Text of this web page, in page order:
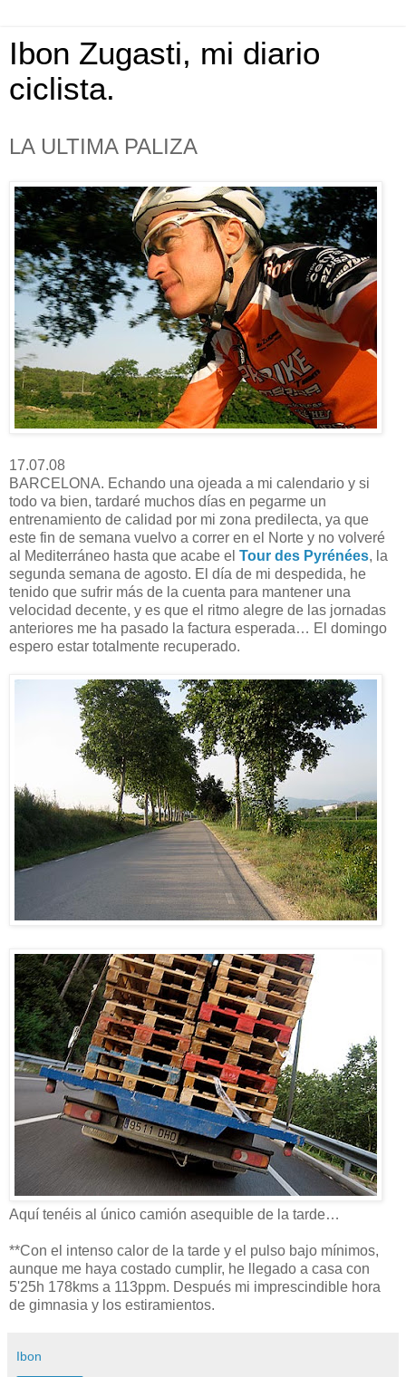
Ibon Zugasti, mi diario
ciclista.
LA ULTIMA PALIZA
17.07.08
BARCELONA. Echando una ojeada a mi calendario y si
todo va bien, tardaré muchos días en pegarme un
entrenamiento de calidad por mi zona predilecta, ya que
este fin de semana vuelvo a correr en el Norte y no volveré
al Mediterráneo hasta que acabe el Tour des Pyrénées, la
segunda semana de agosto. El día de mi despedida, he
tenido que sufrir más de la cuenta para mantener una
velocidad decente, y es que el ritmo alegre de las jornadas
anteriores me ha pasado la factura esperada… El domingo
espero estar totalmente recuperado.
Aquí tenéis al único camión asequible de la tarde…
**Con el intenso calor de la tarde y el pulso bajo mínimos,
aunque me haya costado cumplir, he llegado a casa con
5'25h 178kms a 113ppm. Después mi imprescindible hora
de gimnasia y los estiramientos.
Ibon